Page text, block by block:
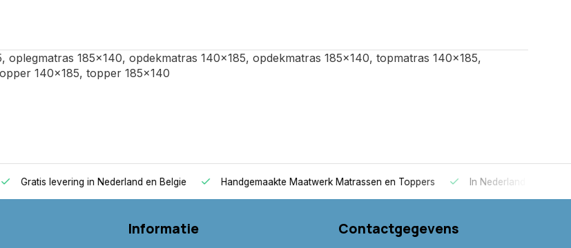
oplegmatras 185x140, opdekmatras 140x185, opdekmatras 185x140, topmatras 140x185,
140x185, topper 185x140
Gratis levering in Nederland en Belgie Handgemaakte Maatwerk Matrassen en Toppers In Nederland gemaakt
Informatie Contactgegevens